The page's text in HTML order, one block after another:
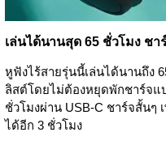
เล่นได้นานสุด 65 ชั่วโมง ชา
หูฟังไร้สายรุ่นนี้เล่นได้นานถึง
ลิสต์โดยไม่ต้องหยุดพักชาร์จแ
ชั่วโมงผ่าน USB-C ชาร์จสั้นๆ
ได้อีก 3 ชั่วโมง